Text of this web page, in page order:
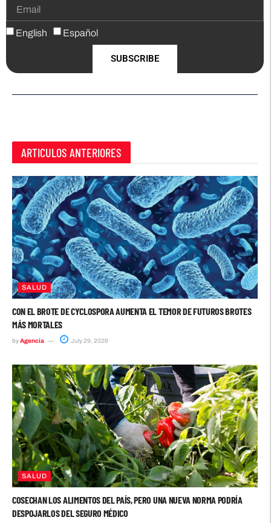
English Español
SUBSCRIBE
ARTICULOS ANTERIORES
SALUD
CON EL BROTE DE CYCLOSPORA AUMENTA EL TEMOR DE FUTUROS BROTES
MÁS MORTALES
byAgencia July 29, 2026
SALUD
COSECHAN LOS ALIMENTOS DEL PAÍS, PERO UNA NUEVA NORMA PODRÍA
DESPOJARLOS DEL SEGURO MÉDICO